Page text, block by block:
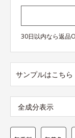
30日以内なら返品
サンプルはこちら
全成分表示